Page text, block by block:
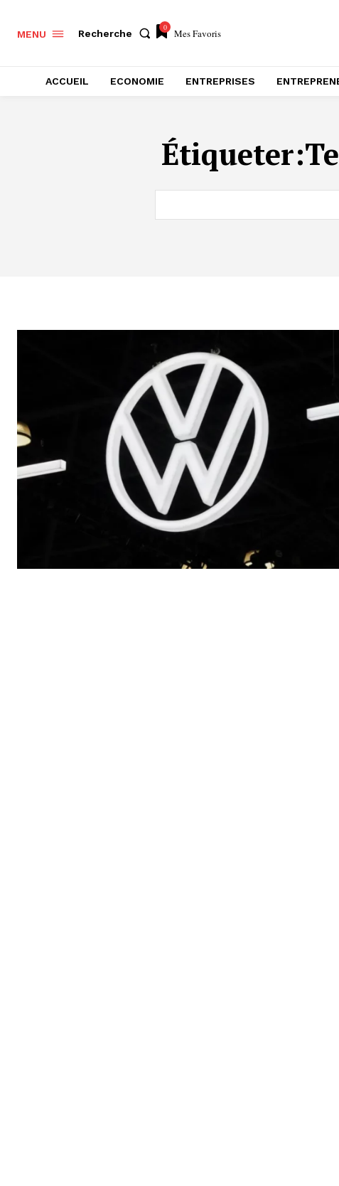
MENU Recherche
0 Mes Favoris
ACCUEIL ECONOMIE ENTREPRISES
Étiqueter: